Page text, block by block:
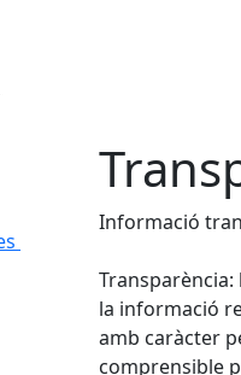
Informació
la informació
amb caràcter
comprensible